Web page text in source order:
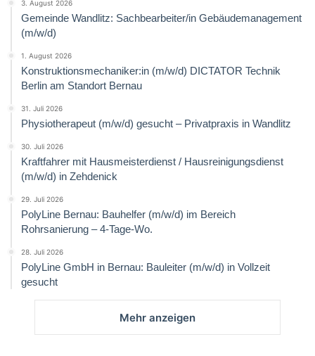
3. August 2026
Gemeinde Wandlitz: Sachbearbeiter/in Gebäudemanagement
(m/w/d)
1. August 2026
Konstruktionsmechaniker:in (m/w/d) DICTATOR Technik
Berlin am Standort Bernau
31. Juli 2026
Physiotherapeut (m/w/d) gesucht – Privatpraxis in Wandlitz
30. Juli 2026
Kraftfahrer mit Hausmeisterdienst / Hausreinigungsdienst
(m/w/d) in Zehdenick
29. Juli 2026
PolyLine Bernau: Bauhelfer (m/w/d) im Bereich
Rohrsanierung – 4-Tage-Wo.
28. Juli 2026
PolyLine GmbH in Bernau: Bauleiter (m/w/d) in Vollzeit
gesucht
Mehr anzeigen